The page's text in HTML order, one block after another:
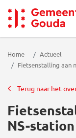
Gemeente
Home
Actueel
Fietsenstalling aan
Terug naar het
NS-